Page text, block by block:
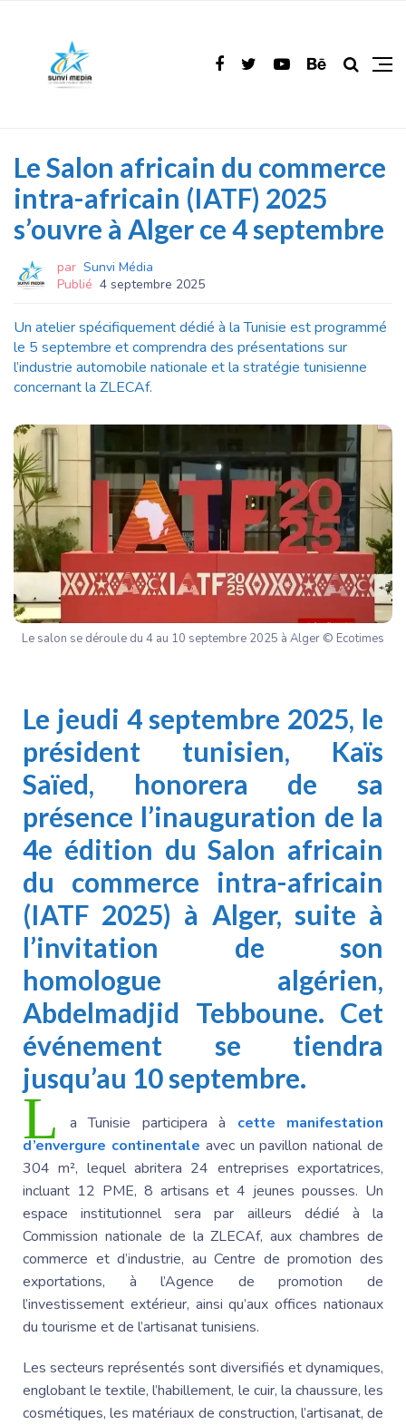
Le Salon africain du commerce
intra-africain (IATF) 2025
s’ouvre à Alger ce 4 septembre
par Sunvi Média
Publié 4 septembre 2025
Un atelier spécifiquement dédié à la Tunisie est programmé
le 5 septembre et comprendra des présentations sur
l’industrie automobile nationale et la stratégie tunisienne
concernant la ZLECAf.
Le salon se déroule du 4 au 10 septembre 2025 à Alger © Ecotimes
Le jeudi 4 septembre 2025, le
président tunisien, Kaïs
Saïed, honorera de sa
présence l’inauguration de la
4e édition du Salon africain
du commerce intra-africain
(IATF 2025) à Alger, suite à
l’invitation de son
homologue algérien,
Abdelmadjid Tebboune. Cet
événement se tiendra
jusqu’au 10 septembre.
L a Tunisie participera à cette manifestation
d’envergure continentale avec un pavillon national de
304 m², lequel abritera 24 entreprises exportatrices,
incluant 12 PME, 8 artisans et 4 jeunes pousses. Un
espace institutionnel sera par ailleurs dédié à la
Commission nationale de la ZLECAf, aux chambres de
commerce et d’industrie, au Centre de promotion des
exportations, à l’Agence de promotion de
l’investissement extérieur, ainsi qu’aux offices nationaux
du tourisme et de l’artisanat tunisiens.
Les secteurs représentés sont diversifiés et dynamiques,
englobant le textile, l’habillement, le cuir, la chaussure, les
cosmétiques, les matériaux de construction, l’artisanat, de